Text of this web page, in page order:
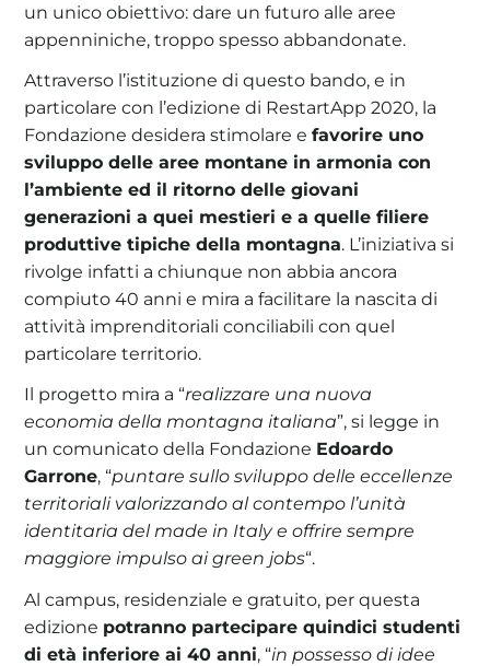
un unico obiettivo: dare un futuro alle aree
appenniniche, troppo spesso abbandonate.
Attraverso l’istituzione di questo bando, e in
particolare con l’edizione di RestartApp 2020, la
Fondazione desidera stimolare efavorire uno
sviluppo delle aree montane in armonia con
l’ambiente ed il ritorno delle giovani
generazioni a quei mestieri e a quelle filiere
produttive tipiche della montagna. L’iniziativa si
rivolge infatti a chiunque non abbia ancora
compiuto 40 anni e mira a facilitare la nascita di
attività imprenditoriali conciliabili con quel
particolare territorio.
Il progetto mira a “realizzare una nuova
economia della montagna italiana”, si legge in
un comunicato della Fondazione Edoardo
Garrone, “puntare sullo sviluppo delle eccellenze
territoriali valorizzando al contempo l’unità
identitaria del made in Italy e offrire sempre
maggiore impulso ai green jobs“.
Al campus, residenziale e gratuito, per questa
edizione potranno partecipare quindici studenti
di età inferiore ai 40 anni, “in possesso di idee